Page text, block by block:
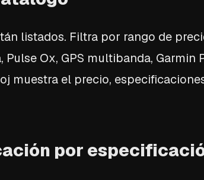
listados. Filtra por rango de
Ox, GPS multibanda, Garmin
muestra el precio,
por